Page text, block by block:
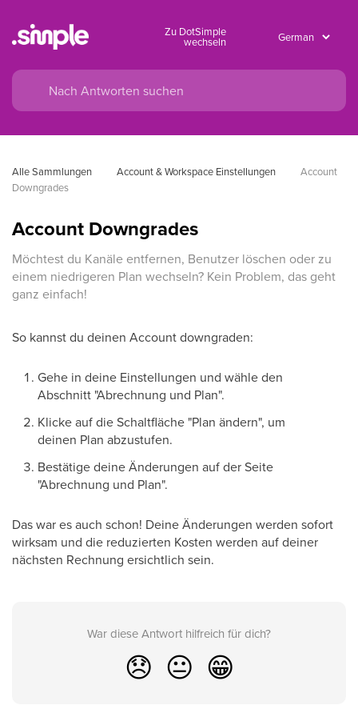
Zu DotSimple
wechseln
Alle Sammlungen Account & Workspace Einstellungen
Account
Downgrades
Account Downgrades
Möchtest du Kanäle entfernen, Benutzer löschen oder zu
einem niedrigeren Plan wechseln? Kein Problem, das geht
ganz einfach!
So kannst du deinen Account downgraden:
Gehe in deine Einstellungen und wähle den
Abschnitt "Abrechnung und Plan".
Klicke auf die Schaltfläche "Plan ändern", um
deinen Plan abzustufen.
Bestätige deine Änderungen auf der Seite
"Abrechnung und Plan".
Das war es auch schon! Deine Änderungen werden sofort
wirksam und die reduzierten Kosten werden auf deiner
nächsten Rechnung ersichtlich sein.
War diese Antwort hilfreich für dich?
😞 😐 😁